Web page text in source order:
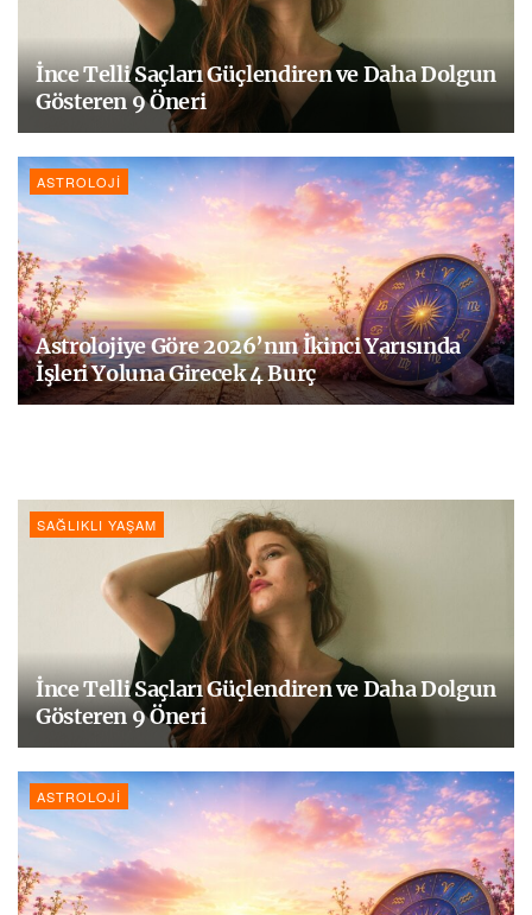
İnce Telli Saçları Güçlendiren ve Daha Dolgun
Gösteren 9 Öneri
ASTROLOJI
Astrolojiye Göre 2026’nın İkinci Yarısında
İşleri Yoluna Girecek 4 Burç
SAĞLIKLI YAŞAM
İnce Telli Saçları Güçlendiren ve Daha Dolgun
Gösteren 9 Öneri
ASTROLOJI